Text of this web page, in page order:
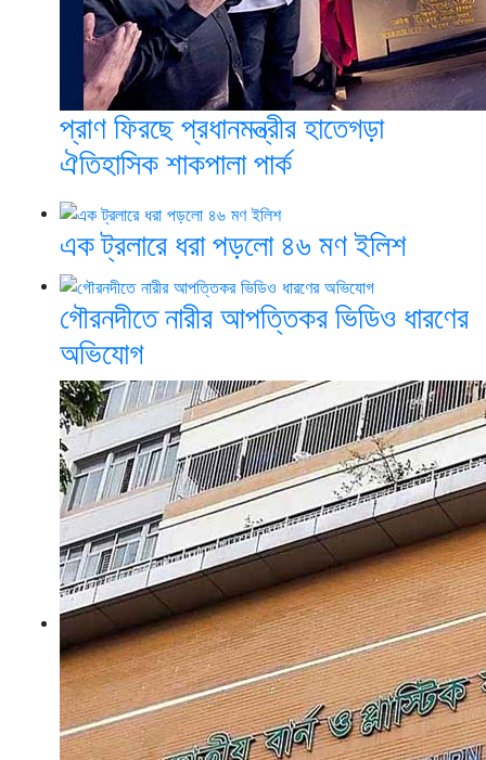
প্রাণ ফিরছে প্রধানমন্ত্রীর হাতেগড়া
ঐতিহাসিক শাকপালা পার্ক
এক ট্রলারে ধরা পড়লো ৪৬ মণ ইলিশ
গৌরনদীতে নারীর আপত্তিকর ভিডিও ধারণের
অভিযোগ